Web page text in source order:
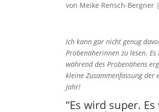
von Meike Rensch-Bergner |
Ich kann gar nicht genug
Probenäherinnen zu lesen.
während des Probenähens
kleine Zusammenfassung
Jahr!
“Es wird super.